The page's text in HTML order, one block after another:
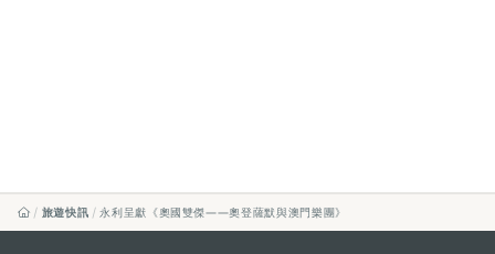
旅遊快訊 永利呈獻《奧國雙傑——奧登薩默與澳門樂團》